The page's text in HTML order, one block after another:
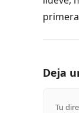
Deja
Tu